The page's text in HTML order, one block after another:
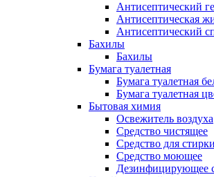
Антисептический
Антисептическая
Антисептический
Бахилы
Бахилы
Бумага туалетная
Бумага туалетная
Бумага туалетная
Бытовая химия
Освежитель воздуха
Средство чистящее
Средство для стирки
Средство моющее
Дезинфицирующее